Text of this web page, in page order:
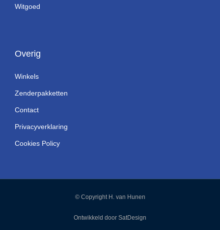
Witgoed
Overig
Winkels
Zenderpakketten
Contact
Privacyverklaring
Cookies Policy
© Copyright H. van Hunen
Ontwikkeld door SatDesign